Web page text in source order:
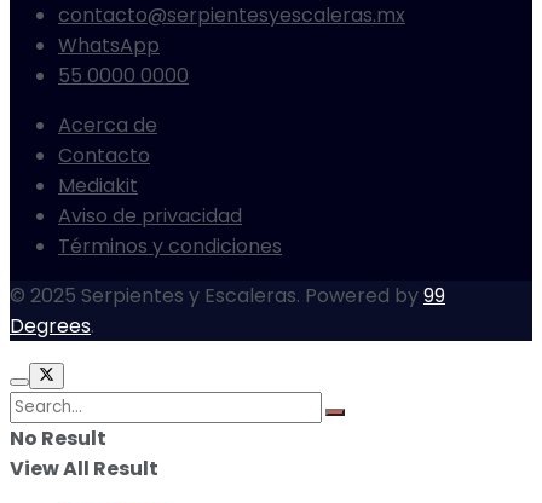
contacto@serpientesyescaleras.mx
WhatsApp
55 0000 0000
Acerca de
Contacto
Mediakit
Aviso de privacidad
Términos y condiciones
© 2025 Serpientes y Escaleras. Powered by99
Degrees.
No Result
View All Result